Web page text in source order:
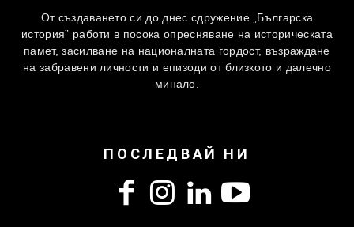
От създаването си до днес сдружение „Българска
история” работи в посока опресняване на историческата
памет, засилване на националната гордост, възраждане
на забравени личности и епизоди от близкото и далечно
минало.
ПОСЛЕДВАЙ НИ